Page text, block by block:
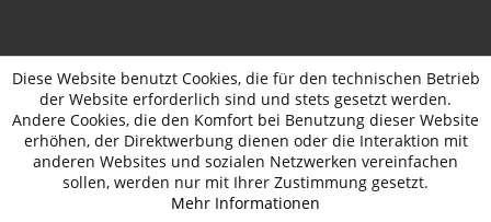
Diese Website benutzt Cookies, die für den technischen Betrieb
der Website erforderlich sind und stets gesetzt werden.
Andere Cookies, die den Komfort bei Benutzung dieser Website
erhöhen, der Direktwerbung dienen oder die Interaktion mit
anderen Websites und sozialen Netzwerken vereinfachen
sollen, werden nur mit Ihrer Zustimmung gesetzt.
Mehr Informationen